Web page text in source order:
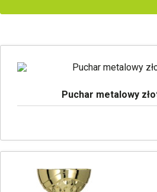
Puchar metalowy